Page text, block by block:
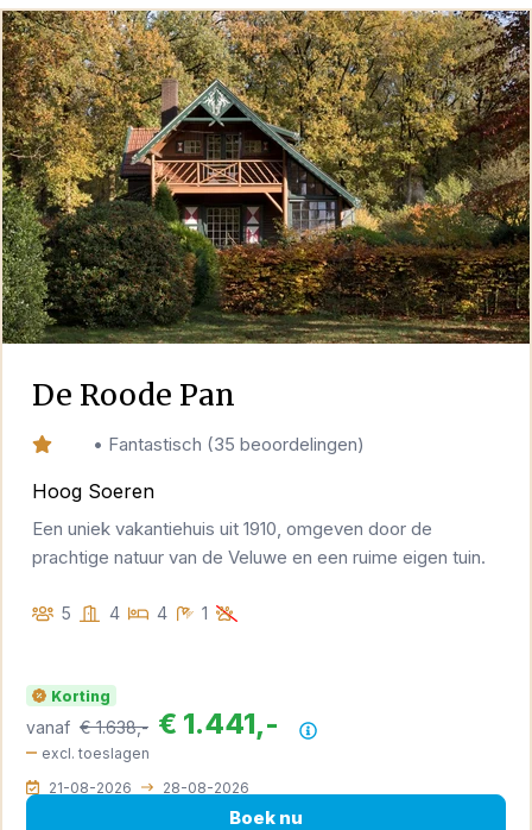
De Roode Pan
• Fantastisch (35 beoordelingen)
Hoog Soeren
Een uniek vakantiehuis uit 1910, omgeven door de
prachtige natuur van de Veluwe en een ruime eigen tuin.
5 4 4 1
Korting
vanaf € 1.638,- € 1.441,-
excl. toeslagen
21-08-2026
28-08-2026
Boek nu